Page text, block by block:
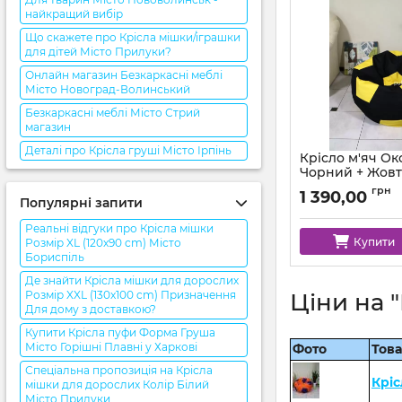
найкращий вибір
Що скажете про Крісла мішки/іграшки
для дітей Місто Прилуки?
Онлайн магазин Безкаркасні меблі
Місто Новоград-Волинський
Безкаркасні меблі Місто Стрий
магазин
Деталі про Крісла груші Місто Ірпінь
Популярні запити
Реальні відгуки про Крісла мішки
Розмір XL (120x90 cm) Місто
Бориспіль
Де знайти Крісла мішки для дорослих
Розмір XXL (130x100 cm) Призначення
Для дому з доставкою?
Купити Крісла пуфи Форма Груша
Місто Горішні Плавні у Харкові
Спеціальна пропозиція на Крісла
мішки для дорослих Колір Білий
Місто Прилуки
Крісло м'яч
Чорний +
Артикул: ball-ox-001-
1 390,00 грн
Купити
Ціни на
Фото